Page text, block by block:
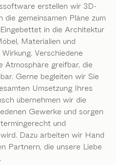
erstellen wir 3D-
die gemeinsamen Pläne zum
in die Architektur
Materialien und
Verschiedene
Atmosphäre greifbar, die
Gerne begleiten wir Sie
Umsetzung Ihres
übernehmen wir die
Gewerke und sorgen
und
Dazu arbeiten wir Hand
Partnern, die unsere Liebe